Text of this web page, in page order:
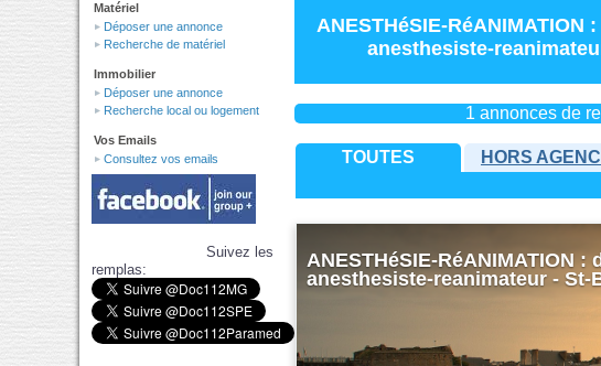
Matériel
Déposer une annonce
Recherche de matériel
Immobilier
Déposer une annonce
Recherche local ou logement
Vos Emails
Consultez vos emails
Suivez les
remplas:
ANESTHéSIE-RéANIMATION
anesthesiste-
1 annonces de
TOUTES HORS
ANESTHéSIE-RéANIMATION
anesthesiste-reanimateur - St-